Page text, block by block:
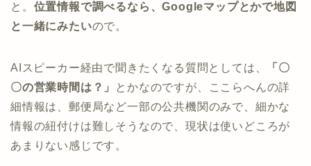
と。 位置情報で調べるなら、Googleマップとかで地図
と一緒にみたいので。
AIスピーカー経由で聞きたくなる質問としては、
「〇
〇の営業時間は？」
とかなのですが、ここらへんの詳
細情報は、郵便局など一部の公共機関のみで、細かな
情報の紐付けは難しそうなので、現状は使いどころが
あまりない感じです。